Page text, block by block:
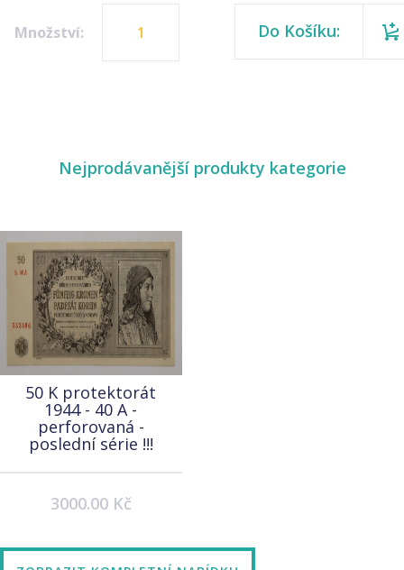
Množství: Do Košíku:
Nejprodávanější produkty kategorie
50 K protektorát
1944 - 40 A -
perforovaná -
poslední série !!!
3000.00 Kč